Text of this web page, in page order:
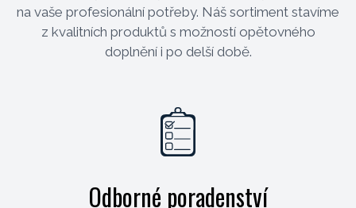
na vaše profesionální potřeby. Náš sortiment stavíme
z kvalitních produktů s možností opětovného
doplnění i po delší době.
Odborné poradenství